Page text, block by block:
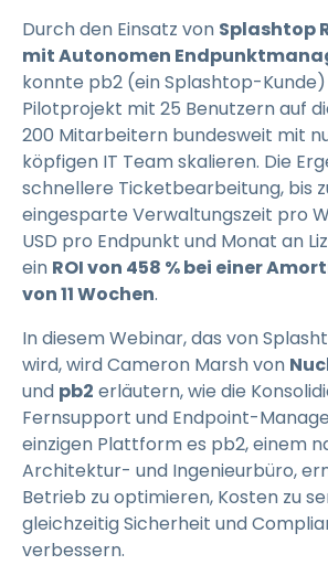
Durch den Einsatz von Splashtop
mit Autonomen
konnte pb2 (ein Splashtop-
Pilotprojekt mit 25 Benutzern auf
200 Mitarbeitern bundesweit mit
köpfigen IT Team skalieren. Die
schnellere Ticketbearbeitung, bis
eingesparte Verwaltungszeit pro
USD pro Endpunkt und Monat an
ein ROI von 458 % bei einer
von 11 Wochen.
In diesem Webinar, das von
wird, wird Cameron Marsh von
und pb2 erläutern, wie die
Fernsupport und Endpoint-
einzigen Plattform es pb2, einem
Architektur- und Ingenieurbüro,
Betrieb zu optimieren, Kosten zu
gleichzeitig Sicherheit und
verbessern.